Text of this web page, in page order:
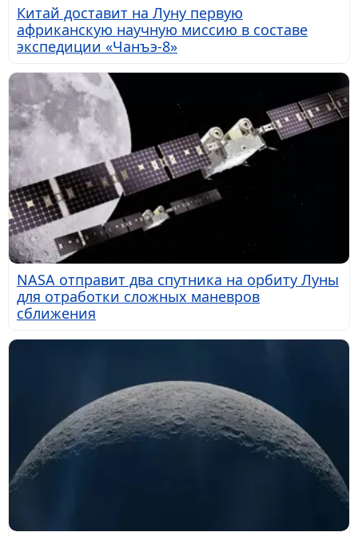
Китай доставит на Луну первую
африканскую научную миссию в составе
экспедиции «Чанъэ-8»
NASA отправит два спутника на орбиту Луны
для отработки сложных маневров
сближения